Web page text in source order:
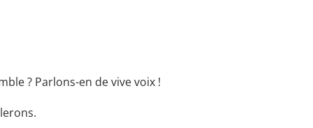
? Parlons-en de vive voix !